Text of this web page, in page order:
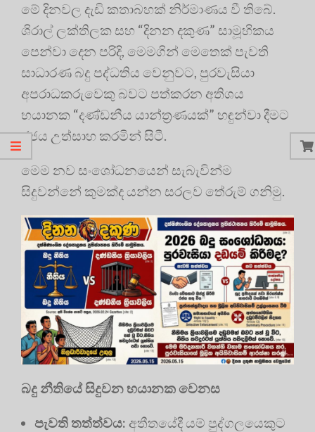
මේ දිනවල දැඩි කතාබහක් නිර්මාණය වී තිබේ.
ශිරාල් ලක්තිලක සහ “දිනන දකුණ” සාමූහිකය
පෙන්වා දෙන පරිදි, මෙමගින් මෙතෙක් පැවති
සාධාරණ බදු පද්ධතිය වෙනුවට, පුරවැසියා
අපරාධකරුවෙකු බවට පත්කරන අතිශය
භයානක “දණ්ඩනීය යාන්ත්‍රණයක්” හඳුන්වා දීමට
රජය උත්සාහ කරමින් සිටී.
මෙම නව සංශෝධනයෙන් සැබැවින්ම
සිදුවන්නේ කුමක්ද යන්න සරලව තේරුම් ගනිමු.
බදු නීතියේ සිදුවන භයානක වෙනස
පැවති තත්ත්වය: අතීතයේදී යම් පුද්ගලයෙකුට